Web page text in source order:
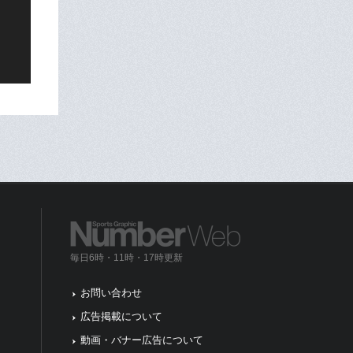
毎日6時・11時・17時更新
お問い合わせ
広告掲載について
動画・バナー広告について